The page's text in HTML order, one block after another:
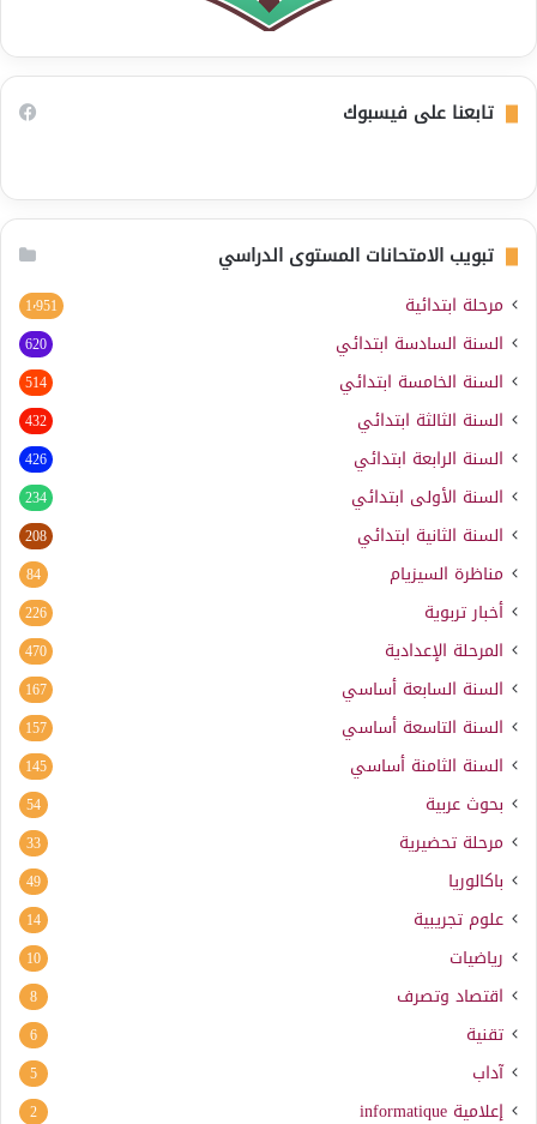
تابعنا على فيسبوك
تبويب الامتحانات المستوى الدراسي
مرحلة ابتدائية 1٬951
السنة السادسة ابتدائي 620
السنة الخامسة ابتدائي 514
السنة الثالثة ابتدائي 432
السنة الرابعة ابتدائي 426
السنة الأولى ابتدائي 234
السنة الثانية ابتدائي 208
مناظرة السيزيام 84
أخبار تربوية 226
المرحلة الإعدادية 470
السنة السابعة أساسي 167
السنة التاسعة أساسي 157
السنة الثامنة أساسي 145
بحوث عربية 54
مرحلة تحضيرية 33
باكالوريا 49
علوم تجريبية 14
رياضيات 10
اقتصاد وتصرف 8
تقنية 6
آداب 5
إعلامية informatique
2